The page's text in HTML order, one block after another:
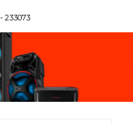
233073